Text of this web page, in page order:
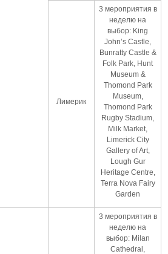
Лимерик
3 мероприятия в
неделю на
выбор: King
John’s Castle,
Bunratty Castle &
Folk Park, Hunt
Museum &
Thomond Park
Museum,
Thomond Park
Rugby Stadium,
Milk Market,
Limerick City
Gallery of Art,
Lough Gur
Heritage Centre,
Terra Nova Fairy
Garden
3 мероприятия в
неделю на
выбор: Milan
Cathedral,